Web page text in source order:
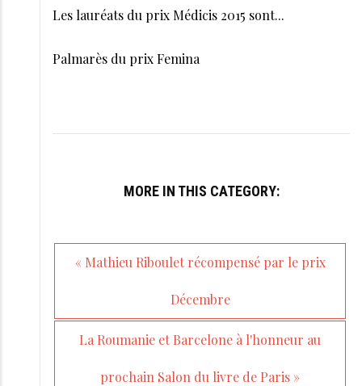
Les lauréats du prix Médicis 2015 sont...
Palmarès du prix Femina
MORE IN THIS CATEGORY:
« Mathieu Riboulet récompensé par le prix
Décembre
La Roumanie et Barcelone à l'honneur au
prochain Salon du livre de Paris »